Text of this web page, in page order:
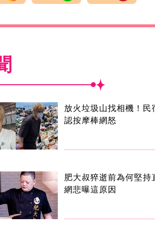
放火垃圾山找相機！民
認按摩棒網怒
肥大叔猝逝前為何堅持
網悲曝這原因